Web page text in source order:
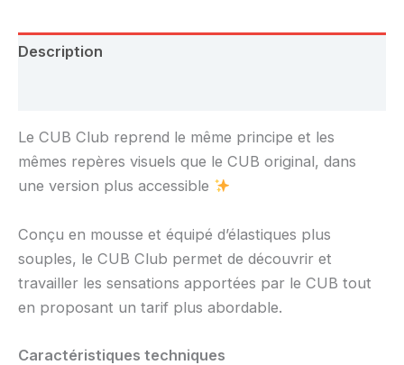
Description
Le CUB Club reprend le même principe et les
mêmes repères visuels que le CUB original, dans
une version plus accessible
Conçu en mousse et équipé d’élastiques plus
souples, le CUB Club permet de découvrir et
travailler les sensations apportées par le CUB tout
en proposant un tarif plus abordable.
Caractéristiques techniques